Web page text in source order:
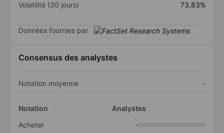
Volatilité (30 jours)
73,83%
Données fournies par
Consensus des analystes
Notation moyenne -
Notation
Analystes
Acheter
-